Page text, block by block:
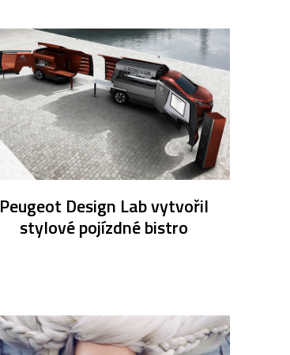
Peugeot Design Lab vytvořil
stylové pojízdné bistro